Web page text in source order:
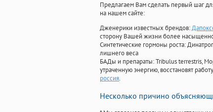
Предлагаем Вам сделать первый шаг
на нашем сайте:
Дженерики известных брендов:
сторону Вашей жизни более
Синтетические гормоны роста:
лишнего веса
БАДы и препараты:Tribulus terrestris,
утраченную энергию, восстановят
россия.
Несколько причино